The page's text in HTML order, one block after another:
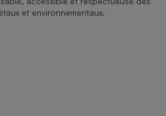
et environnementaux.